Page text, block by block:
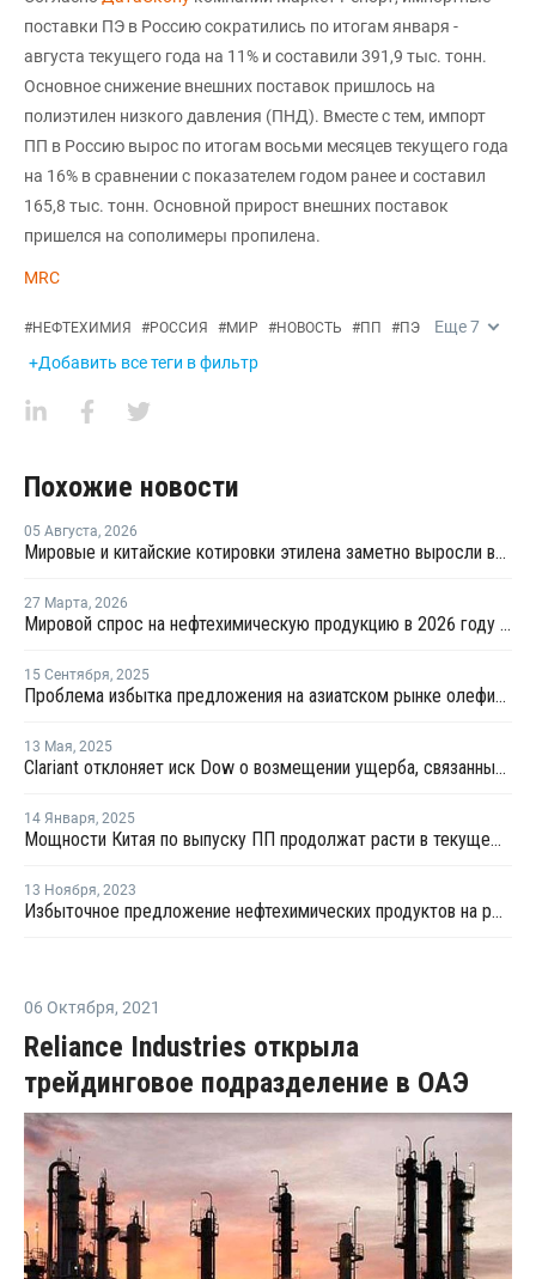
поставки ПЭ в Россию сократились по итогам января -
августа текущего года на 11% и составили 391,9 тыс. тонн.
Основное снижение внешних поставок пришлось на
полиэтилен низкого давления (ПНД). Вместе с тем, импорт
ПП в Россию вырос по итогам восьми месяцев текущего года
на 16% в сравнении с показателем годом ранее и составил
165,8 тыс. тонн. Основной прирост внешних поставок
пришелся на сополимеры пропилена.
MRC
#НЕФТЕХИМИЯ #РОССИЯ #МИР #НОВОСТЬ #ПП #ПЭ Еще7
+Добавить все теги в фильтр
Похожие новости
05 Августа, 2026
Мировые и китайские котировки этилена заметно выросли во второй половине июля
27 Марта, 2026
Мировой спрос на нефтехимическую продукцию в 2026 году может снизиться на 25%
15 Сентября, 2025
Проблема избытка предложения на азиатском рынке олефинов может решиться через три–четыре года
13 Мая, 2025
Clariant отклоняет иск Dow о возмещении ущерба, связанный с картелем по закупке этилена
14 Января, 2025
Мощности Китая по выпуску ПП продолжат расти в текущем году
13 Ноября, 2023
Избыточное предложение нефтехимических продуктов на рынке продолжается - APLA 23
06 Октября, 2021
Reliance Industries открыла
трейдинговое подразделение в ОАЭ